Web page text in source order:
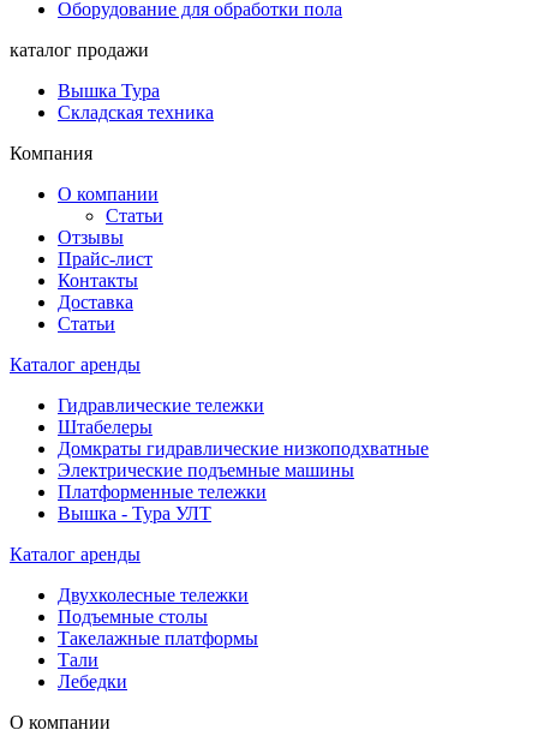
Оборудование для обработки пола
каталог продажи
Вышка Тура
Складская техника
Компания
О компании
Статьи
Отзывы
Прайс-лист
Контакты
Доставка
Статьи
Каталог аренды
Гидравлические тележки
Штабелеры
Домкраты гидравлические низкоподхватные
Электрические подъемные машины
Платформенные тележки
Вышка - Тура УЛТ
Каталог аренды
Двухколесные тележки
Подъемные столы
Такелажные платформы
Тали
Лебедки
О компании